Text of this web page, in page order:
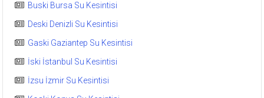
Buski Bursa Su Kesintisi
Deski Denizli Su Kesintisi
Gaski Gaziantep Su Kesintisi
İski İstanbul Su Kesintisi
İzsu İzmir Su Kesintisi